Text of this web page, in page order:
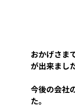
おかげさま
が出来まし
今後の会社
た。